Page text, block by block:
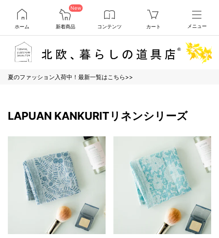
ホーム
New
新着商品 コンテンツ カート メニュー
夏のファッション入荷中！最新一覧はこちら>>
LAPUAN KANKURITリネンシリーズ